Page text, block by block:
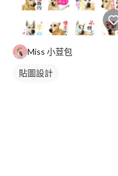
Miss 小荳包
貼圖設計